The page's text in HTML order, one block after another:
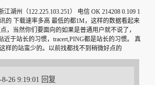
湖州（122.225.103.251） 电信 OK 214208 0.109 1
的 下载速率多高 最低的都1M，这样的数据看起来
，当然你们要面向的如果是普通用户就不说了，
近于站长的习惯，tracert,PING都是站长的习惯。 真
样的站蛮少的。以前找都找不到稍微好点的
26 9:19:01 回复